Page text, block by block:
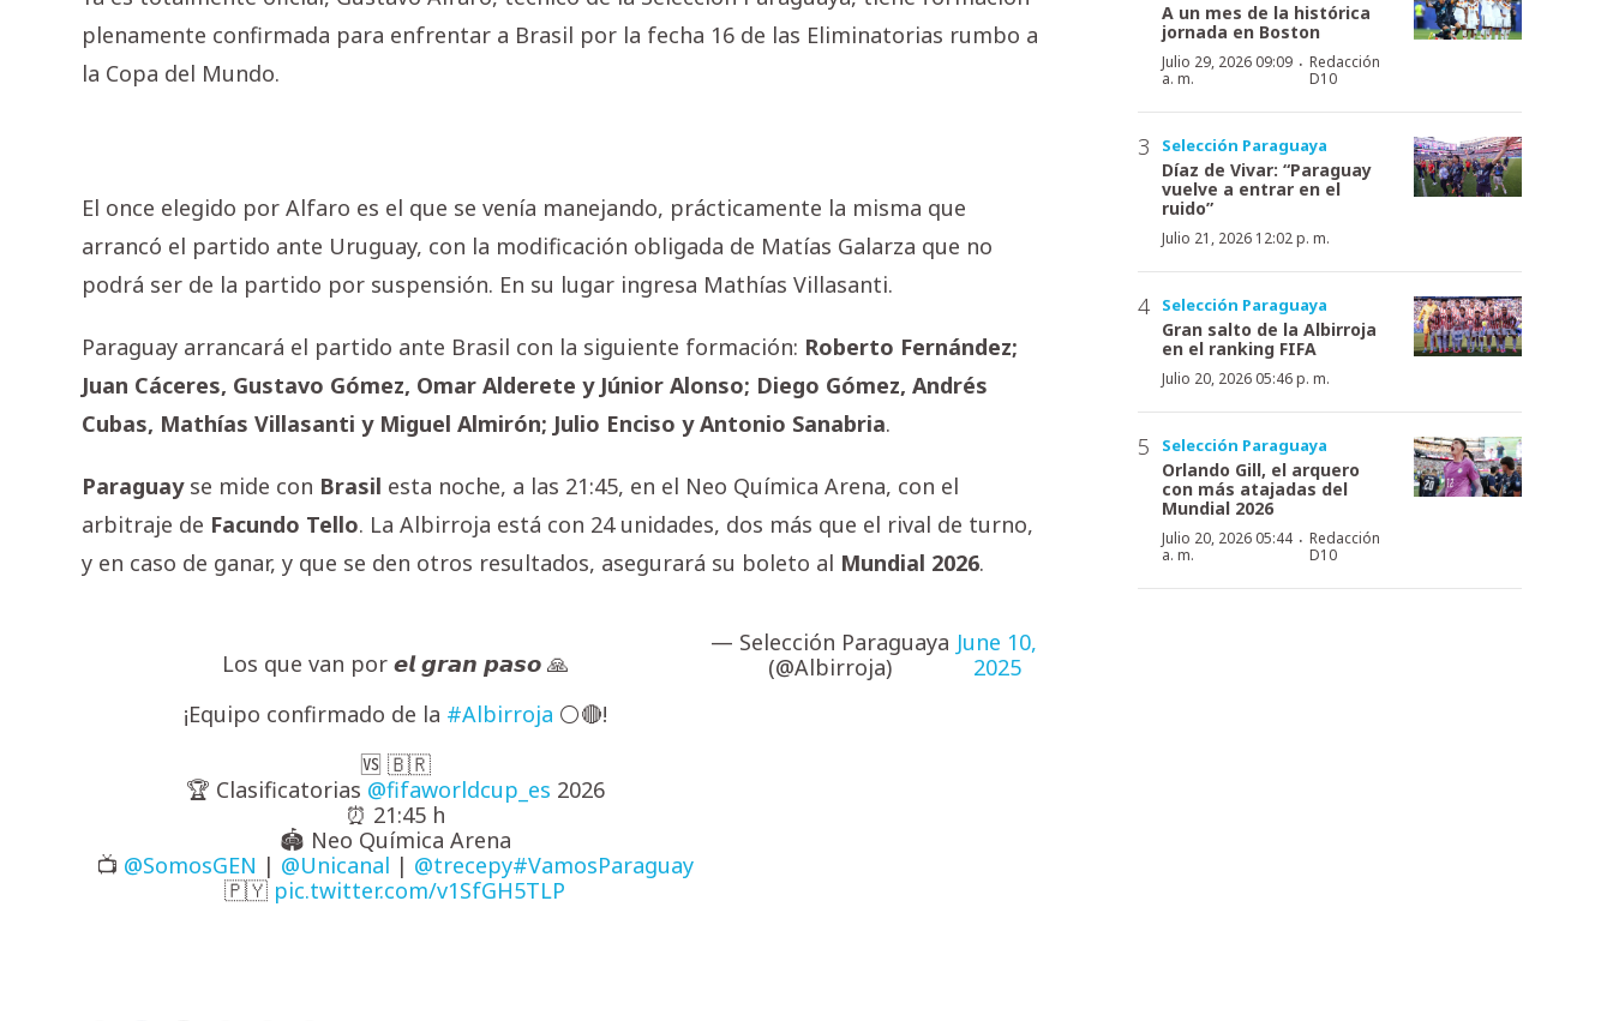
plenamente confirmada para enfrentar a Brasil por la fecha 16 de las Eliminatorias rumbo a
la Copa del Mundo.
El once elegido por Alfaro es el que se venía manejando, prácticamente la misma que
arrancó el partido ante Uruguay, con la modificación obligada de Matías Galarza que no
podrá ser de la partido por suspensión. En su lugar ingresa Mathías Villasanti.
Paraguay arrancará el partido ante Brasil con la siguiente formación: Roberto Fernández;
Juan Cáceres, Gustavo Gómez, Omar Alderete y Júnior Alonso; Diego Gómez, Andrés
Cubas, Mathías Villasanti y Miguel Almirón; Julio Enciso y Antonio Sanabria.
Paraguayse mide con Brasil esta noche, a las 21:45, en el Neo Química Arena, con el
arbitraje de Facundo Tello. La Albirroja está con 24 unidades, dos más que el rival de turno,
y en caso de ganar, y que se den otros resultados, asegurará su boleto al Mundial 2026.
Los que van por 𝙚𝙡 𝙜𝙧𝙖𝙣 𝙥𝙖𝙨𝙤 🙏
¡Equipo confirmado de la #Albirroja ⚪🔴!
🆚 🇧🇷
🏆 Clasificatorias @fifaworldcup_es 2026
⏰ 21:45 h
🏟️ Neo Química Arena
📺 @SomosGEN | @Unicanal | @trecepy#VamosParaguay
🇵🇾 pic.twitter.com/v1SfGH5TLP
— Selección Paraguaya
(@Albirroja)
June 10,
2025
A un mes de la histórica
jornada en Boston
Julio 29, 2026 09:09
a. m.
·Redacción
D10
Selección Paraguaya
Díaz de Vivar: “Paraguay
vuelve a entrar en el
ruido”
Julio 21, 2026 12:02 p. m.
Selección Paraguaya
Gran salto de la Albirroja
en el ranking FIFA
Julio 20, 2026 05:46 p. m.
Selección Paraguaya
Orlando Gill, el arquero
con más atajadas del
Mundial 2026
Julio 20, 2026 05:44
a. m.
·Redacción
D10